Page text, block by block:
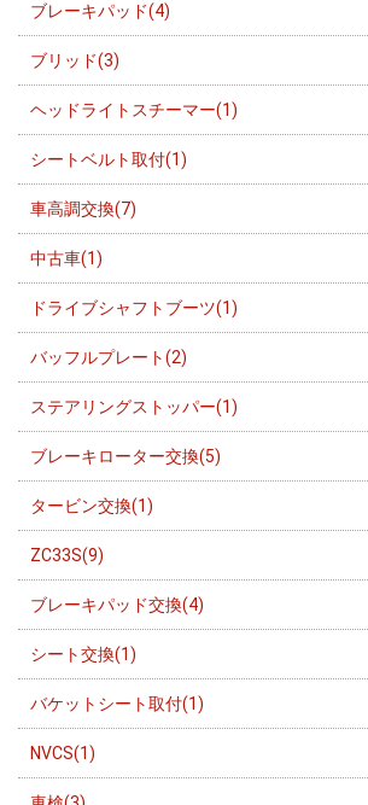
ブレーキパッド(4)
ブリッド(3)
ヘッドライトスチーマー(1)
シートベルト取付(1)
車高調交換(7)
中古車(1)
ドライブシャフトブーツ(1)
バッフルプレート(2)
ステアリングストッパー(1)
ブレーキローター交換(5)
タービン交換(1)
ZC33S(9)
ブレーキパッド交換(4)
シート交換(1)
バケットシート取付(1)
NVCS(1)